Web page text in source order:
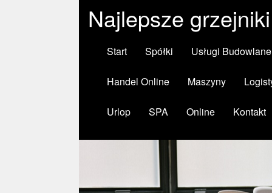
Najlepsze
Start Spółki Usługi Budowlane
Handel Online Maszyny
Urlop SPA Online Kontakt